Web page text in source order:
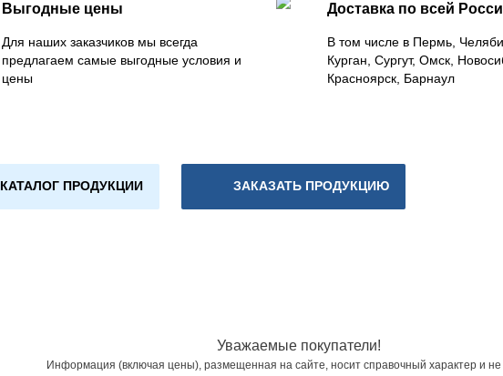
Выгодные цены
Для наших заказчиков мы всегда
предлагаем самые выгодные условия и
цены
Доставка по всей
В том числе в Пермь,
Курган, Сургут, Омск,
Красноярск, Барнаул
КАТАЛОГ ПРОДУКЦИИ ЗАКАЗАТЬ ПРОДУКЦИЮ
Уважаемые покупатели!
Информация (включая цены), размещенная на сайте, носит справочный характер и не